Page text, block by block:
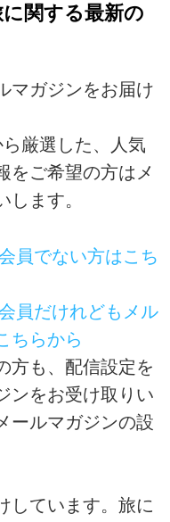
関する最新の
マガジンをお届け
厳選した、人気
をご希望の方はメ
ます。
員でない方はこち
員だけれどもメル
ちらから
方も、配信設定を
ンをお受け取りい
ールマガジンの設
しています。旅に